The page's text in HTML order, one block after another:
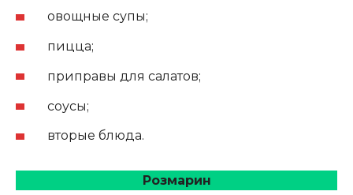
овощные супы;
пицца;
приправы для салатов;
соусы;
вторые блюда.
Розмарин